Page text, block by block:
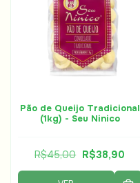
Pão de Queijo Tradicional
(1kg) - Seu Ninico
R$45,00 R$38,90